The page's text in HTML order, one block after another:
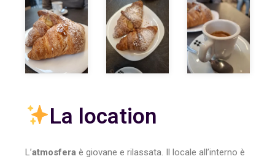
La location
L’atmosfera è giovane e rilassata. Il locale all’interno è